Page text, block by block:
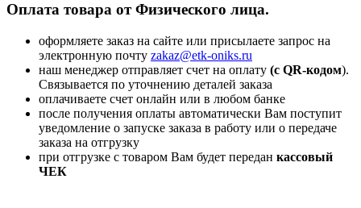
Оплата товара от Физического лица.
оформляете заказ на сайте или присылаете запрос на
электронную почту zakaz@etk-oniks.ru
наш менеджер отправляет счет на оплату (с QR-кодом).
Связывается по уточнению деталей заказа
оплачиваете счет онлайн или в любом банке
после получения оплаты автоматически Вам поступит
уведомление о запуске заказа в работу или о передаче
заказа на отгрузку
при отгрузке с товаром Вам будет передан кассовый
ЧЕК